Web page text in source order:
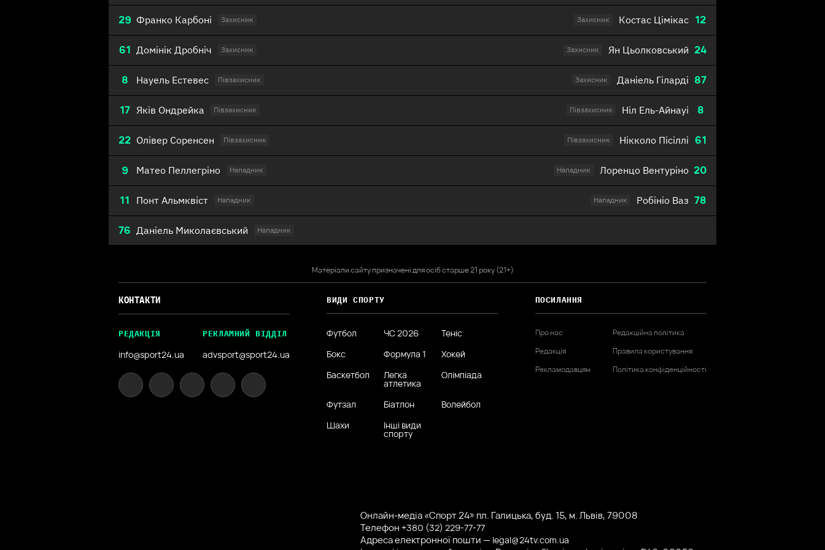
29 Франко Карбоні Захисник
61 Домінік Дробніч Захисник
8 Науель Естевес Півзахисник
17 Яків Ондрейка Півзахисник
22 Олівер Соренсен Півзахисник
9 Матео Пеллегріно Нападник
11 Понт Альмквіст Нападник
76 Даніель Миколаєвський Нападник
12
Костас Цімікас
Захисник
24
Ян Цьолковський
Захисник
87
Даніель Гіларді
Захисник
8
Ніл Ель-Айнауі
Півзахисник
61
Нікколо Пісіллі
Півзахисник
20
Лоренцо Вентуріно
Нападник
78
Робініо Ваз
Нападник
Матеріали сайту призначені для осіб старше 21 року (21+)
КОНТАКТИ
РЕДАКЦІЯ
info@sport24.ua
РЕКЛАМНИЙ ВІДДІЛ
advsport@sport24.ua
ВИДИ СПОРТУ
Футбол ЧС 2026
Теніс
Бокс
Формула 1
Хокей
Баскетбол
Легка
атлетика
Олімпіада
Футзал Біатлон
Волейбол
Шахи
Інші види
спорту
ПОСИЛАННЯ
Про нас
Редакція
Рекламодавцям
Редакційна політика
Правила користування
Політика конфіденційності
Онлайн-медіа «Спорт 24» пл. Галицька, буд. 15, м. Львів, 79008
Телефон+380 (32) 229-77-77
Адреса електронної пошти — legal@24tv.com.ua